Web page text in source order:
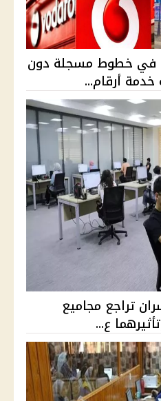
في خطوط مسجلة دون
أرقام...
تراجع مجاميع